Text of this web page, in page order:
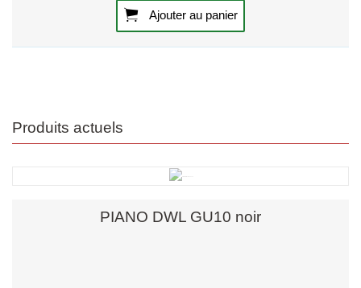
Ajouter au panier
Produits actuels
PIANO DWL GU10 noir